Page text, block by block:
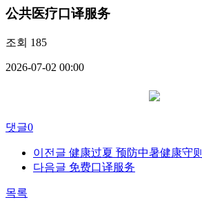
公共医疗口译服务
조회 185
2026-07-02 00:00
댓글0
이전글 健康过夏 预防中暑健康守则
다음글 免费口译服务
목록